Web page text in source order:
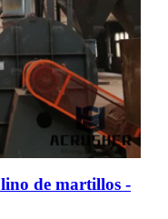
de martillos -